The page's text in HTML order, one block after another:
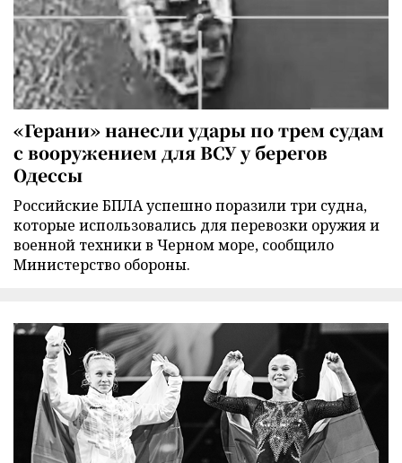
«Герани» нанесли удары по трем судам
с вооружением для ВСУ у берегов
Одессы
Российские БПЛА успешно поразили три судна,
которые использовались для перевозки оружия и
военной техники в Черном море, сообщило
Министерство обороны.